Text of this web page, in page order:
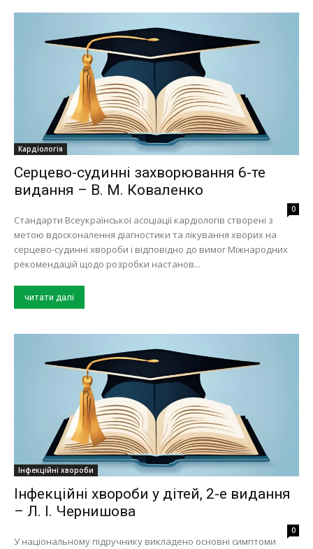
Кардіологія
Серцево-судинні захворювання 6-те
видання – В. М. Коваленко
0
Стандарти Всеукраїнської асоціації кардіологів створені з
метою вдосконалення діагностики та лікування хворих на
серцево-судинні хвороби і відповідно до вимог Міжнародних
рекомендацій щодо розробки настанов...
читати далі
Інфекційні хвороби
Інфекційні хвороби у дітей, 2-е видання
– Л. І. Чернишова
0
У національному підручнику викладено основні симптоми